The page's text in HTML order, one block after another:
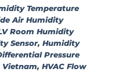
Temperature
Air Humidity
Room Humidity
Sensor, Humidity
Pressure
Vietnam, HVAC Flow